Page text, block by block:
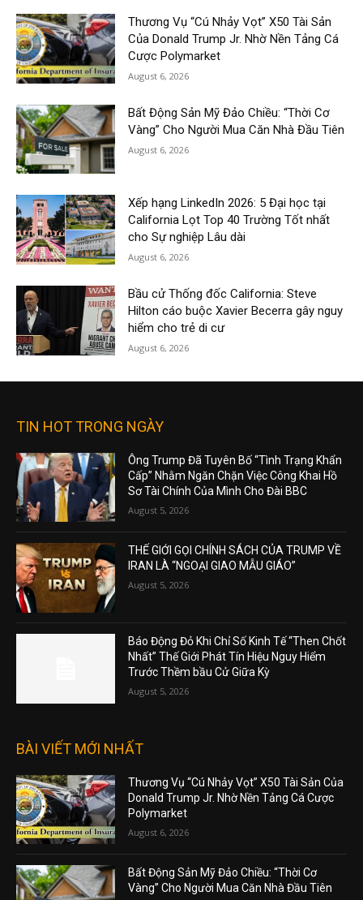
Thương Vụ “Cú Nhảy Vọt” X50 Tài Sản
Của Donald Trump Jr. Nhờ Nền Tảng Cá
Cược Polymarket
August 6, 2026
Bất Động Sản Mỹ Đảo Chiều: “Thời Cơ
Vàng” Cho Người Mua Căn Nhà Đầu Tiên
August 6, 2026
Xếp hạng LinkedIn 2026: 5 Đại học tại
California Lọt Top 40 Trường Tốt nhất
cho Sự nghiệp Lâu dài
August 6, 2026
Bầu cử Thống đốc California: Steve
Hilton cáo buộc Xavier Becerra gây nguy
hiểm cho trẻ di cư
August 6, 2026
TIN HOT TRONG NGÀY
Ông Trump Đã Tuyên Bố “Tình Trạng Khẩn
Cấp” Nhằm Ngăn Chặn Việc Công Khai Hồ
Sơ Tài Chính Của Mình Cho Đài BBC
August 5, 2026
THẾ GIỚI GỌI CHÍNH SÁCH CỦA TRUMP VỀ
IRAN LÀ “NGOẠI GIAO MẪU GIÁO”
August 5, 2026
Báo Động Đỏ Khi Chỉ Số Kinh Tế “Then Chốt
Nhất” Thế Giới Phát Tín Hiệu Nguy Hiểm
Trước Thềm bầu Cử Giữa Kỳ
August 5, 2026
BÀI VIẾT MỚI NHẤT
Thương Vụ “Cú Nhảy Vọt” X50 Tài Sản Của
Donald Trump Jr. Nhờ Nền Tảng Cá Cược
Polymarket
August 6, 2026
Bất Động Sản Mỹ Đảo Chiều: “Thời Cơ
Vàng” Cho Người Mua Căn Nhà Đầu Tiên